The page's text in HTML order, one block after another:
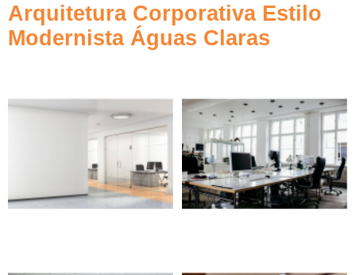
Arquitetura Corporativa Estilo
Modernista Águas Claras